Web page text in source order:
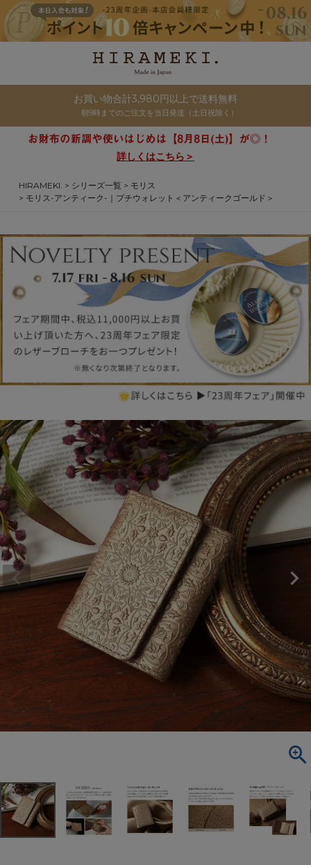
お買い物合計3,980円以上で送料無料
朝9時までのご注文を当日発送（土日祝除く）
詳しくはこちら＞
HIRAMEKI. シリーズ一覧
モリス
モリス-アンティーク-｜プチウォレット＜アンティークゴールド＞